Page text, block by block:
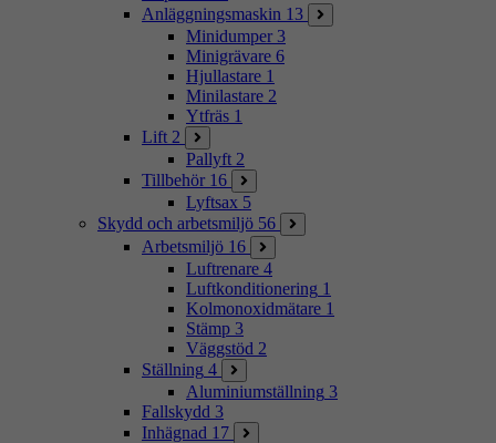
Anläggningsmaskin 13
Minidumper 3
Minigrävare 6
Hjullastare 1
Minilastare 2
Ytfräs 1
Lift 2
Pallyft 2
Tillbehör 16
Lyftsax 5
Skydd och arbetsmiljö 56
Arbetsmiljö 16
Luftrenare 4
Luftkonditionering 1
Kolmonoxidmätare 1
Stämp 3
Väggstöd 2
Ställning 4
Aluminiumställning 3
Fallskydd 3
Inhägnad 17